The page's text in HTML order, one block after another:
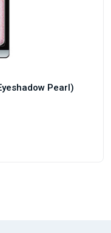
Pearl)